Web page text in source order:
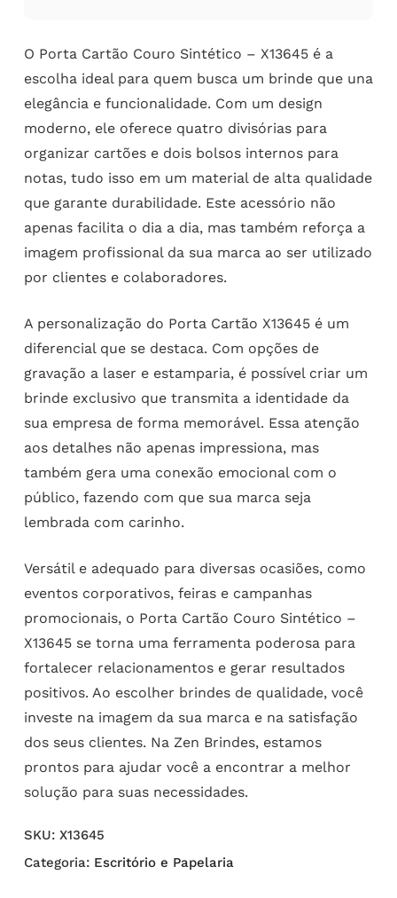
O Porta Cartão Couro Sintético – X13645 é a
escolha ideal para quem busca um brinde que una
elegância e funcionalidade. Com um design
moderno, ele oferece quatro divisórias para
organizar cartões e dois bolsos internos para
notas, tudo isso em um material de alta qualidade
que garante durabilidade. Este acessório não
apenas facilita o dia a dia, mas também reforça a
imagem profissional da sua marca ao ser utilizado
por clientes e colaboradores.
A personalização do Porta Cartão X13645 é um
diferencial que se destaca. Com opções de
gravação a laser e estamparia, é possível criar um
brinde exclusivo que transmita a identidade da
sua empresa de forma memorável. Essa atenção
aos detalhes não apenas impressiona, mas
também gera uma conexão emocional com o
público, fazendo com que sua marca seja
lembrada com carinho.
Versátil e adequado para diversas ocasiões, como
eventos corporativos, feiras e campanhas
promocionais, o Porta Cartão Couro Sintético –
X13645 se torna uma ferramenta poderosa para
fortalecer relacionamentos e gerar resultados
positivos. Ao escolher brindes de qualidade, você
investe na imagem da sua marca e na satisfação
dos seus clientes. Na Zen Brindes, estamos
prontos para ajudar você a encontrar a melhor
solução para suas necessidades.
SKU: X13645
Categoria: Escritório e Papelaria